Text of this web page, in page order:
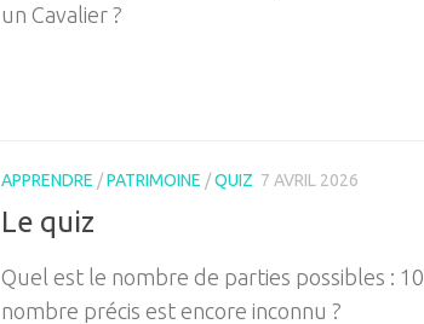
un Cavalier ?
APPRENDRE /PATRIMOINE /QUIZ 7 AVRIL 2026
Le quiz
Quel est le nombre de parties possibles : 10
nombre précis est encore inconnu ?